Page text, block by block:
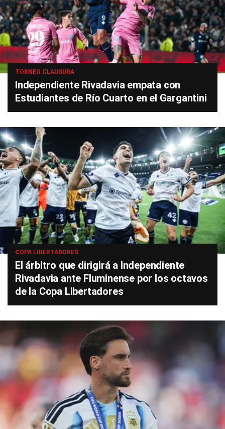
TORNEO CLAUSURA
Independiente Rivadavia empata con
Estudiantes de Río Cuarto en el Gargantini
COPA LIBERTADORES
El árbitro que dirigirá a Independiente
Rivadavia ante Fluminense por los octavos
de la Copa Libertadores